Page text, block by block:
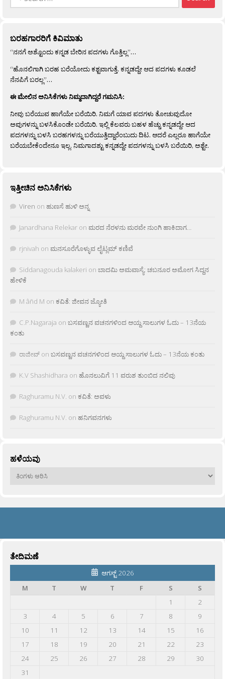
ಬರಹಗಾರರಿಗೆ ಕಿವಿಮಾತು
“ನನಗೆ ಅಶ್ಟೊಂದು ಕನ್ನಡ ಬೇರಿನ ಪದಗಳು ಗೊತ್ತಿಲ್ಲ”…
“ಹೊನಲಿಗಾಗಿ ಬರಹ ಬರೆಯೋದು ಕಶ್ಟವಾಗುತ್ತೆ. ಕನ್ನಡದ್ದೇ ಆದ ಪದಗಳು ಕೂಡಲೆ
ನೆನಪಿಗೆ ಬರಲ್ಲ”…
ಈ ಮೇಲಿನ ಅನಿಸಿಕೆಗಳು ನಿಮ್ಮದಾಗಿದ್ದರೆ ಗಮನಿಸಿ:
ನೀವು ಬರೆಯುವ ಹಾಗೆಯೇ ಬರೆಯಿರಿ. ನಿಮಗೆ ಯಾವ ಪದಗಳು ತೋಚುವುದೋ
ಅವುಗಳನ್ನು ಬಳಸಿಕೊಂಡೇ ಬರೆಯಿರಿ. ಇಲ್ಲಿ ಕೆಲವರು ಬಹಳ ಹೆಚ್ಚು ಕನ್ನಡದ್ದೇ ಆದ
ಪದಗಳನ್ನು ಬಳಸಿ ಬರಹಗಳನ್ನು ಬರೆಯುತ್ತಿದ್ದಾರೆಂಬುದು ದಿಟ. ಆದರೆ ಎಲ್ಲರೂ ಹಾಗೆಯೇ
ಬರೆಯಬೇಕೆಂದೇನೂ ಇಲ್ಲ. ನಿಮಗಾದಶ್ಟು ಕನ್ನಡದ್ದೇ ಪದಗಳನ್ನು ಬಳಸಿ ಬರೆಯಿರಿ, ಅಶ್ಟೇ.
ಇತ್ತೀಚಿನ ಅನಿಸಿಕೆಗಳು
Viren on ಹುಣಸೆ ಹುಳಿ ಅನ್ನ
Janardhana Relekar on ಮರದ ನೆರಳನು ಮರವೇ ನುಂಗಿ ಹಾಕಿದಾಗ…
rjnivah on ಮನಸೂರೆಗೊಳ್ಳುವ ಲೈಟ್ಲಮ್ ಕಣಿವೆ
Siddanagouda kalakeri on ಬಾದಮಿ ಅಮವಾಸ್ಯೆ: ಚಬನೂರ ಅಮೋಗ ಸಿದ್ದನ
ಹೇಳಿಕೆ
M âñd M on ಕವಿತೆ: ಜೀವನ ಜ್ಯೋತಿ
C.P.Nagaraja on ಬಸವಣ್ಣನ ವಚನಗಳಿಂದ ಆಯ್ದ ಸಾಲುಗಳ ಓದು – 13ನೆಯ
ಕಂತು
ರಾಜೀವ್ on ಬಸವಣ್ಣನ ವಚನಗಳಿಂದ ಆಯ್ದ ಸಾಲುಗಳ ಓದು – 13ನೆಯ ಕಂತು
K.V Shashidhara on ಹೊನಲುವಿಗೆ 11 ವರುಶ ತುಂಬಿದ ನಲಿವು
Raghuramu N.V. on ಕವಿತೆ: ಅವಳು
Raghuramu N.V. on ಹನಿಗವನಗಳು
ಹಳೆಯವು
ಹಳೆಯವು
ತೇದಿಮಣೆ
ಆಗಸ್ಟ್ 2026
M
T W T F S
S
1
2
3
4 5 6 7 8
9
10
11 12 13 14 15
16
17
18 19 20 21 22
23
24
25 26 27 28 29
30
31